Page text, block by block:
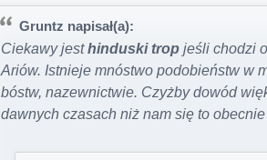
Gruntz napisał(a):
Ciekawy jesthinduski trop jeśli chodzi
Ariów. Istnieje mnóstwo podobieństw w
bóstw, nazewnictwie. Czyżby dowód
dawnych czasach niż nam się to